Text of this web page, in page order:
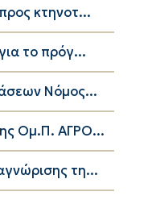
κτηνοτ...
το πρόγ...
Νόμος...
Ομ.Π. ΑΓΡΟ...
τη...